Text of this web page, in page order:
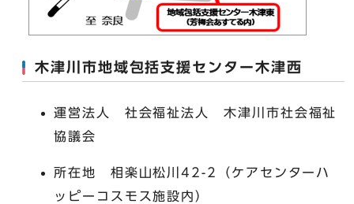
木津川市地域包括支援センター木津西
運営法人 社会福祉法人 木津川市社会福祉
協議会
所在地 相楽山松川42-2（ケアセンターハ
ッピーコスモス施設内）